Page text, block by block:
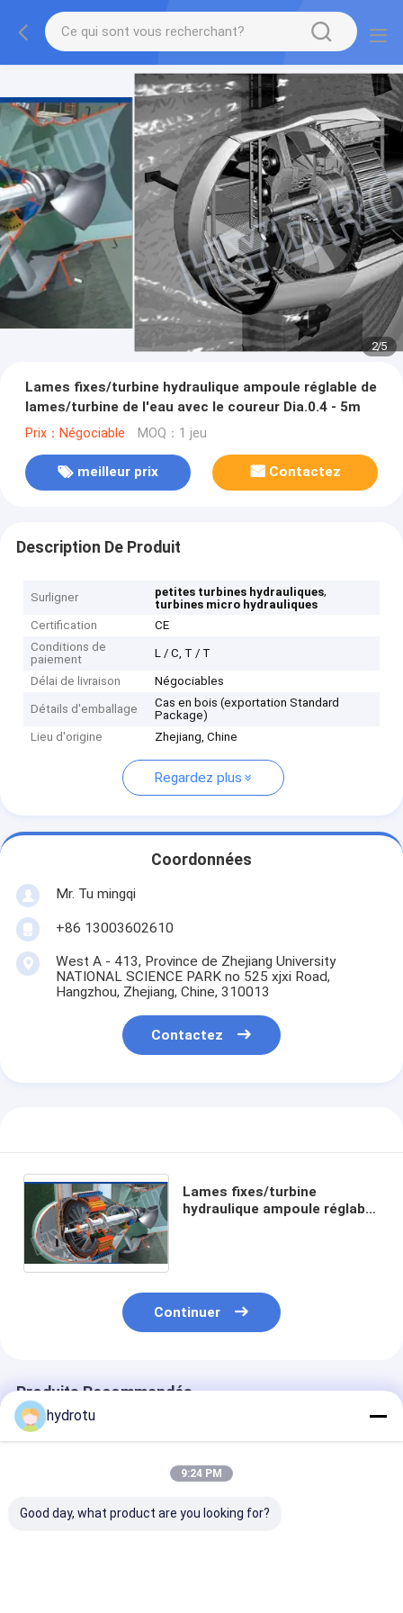
2/5
Lames fixes/turbine hydraulique ampoule réglable de
lames/turbine de l'eau avec le coureur Dia.0.4 - 5m
Prix：Négociable MOQ：1 jeu
meilleur prix Contactez
Description De Produit
Surligner petites turbines hydrauliques,
turbines micro hydrauliques
Certification
CE
Conditions de
paiement
L / C, T / T
Délai de livraison Négociables
Détails d'emballage
Cas en bois (exportation Standard
Package)
Lieu d'origine
Zhejiang, Chine
Regardez plus
Coordonnées
Mr. Tu mingqi
+86 13003602610
West A - 413, Province de Zhejiang University
NATIONAL SCIENCE PARK no 525 xjxi Road,
Hangzhou, Zhejiang, Chine, 310013
Contactez
Lames fixes/turbine
hydraulique ampoule réglable
Continuer
Produits Recommandés
hydrotu
9:24 PM
Good day, what product are you looking for?